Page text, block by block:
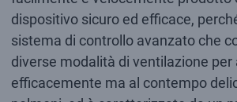
dispositivo sicuro ed efficace,
sistema di controllo avanzato che
diverse modalità di ventilazione per
efficacemente ma al contempo